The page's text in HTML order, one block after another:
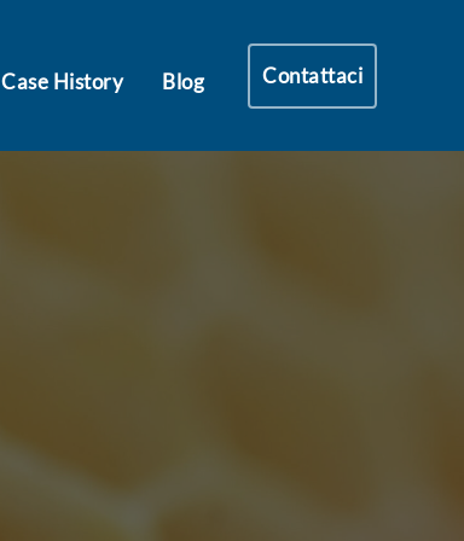
Case History Blog Contattaci